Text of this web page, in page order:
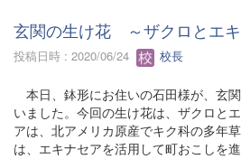
玄関の生け花 ～ザクロとエキ
投稿日時 : 2020/06/24 校長
本日、鉢形にお住いの石田様が、玄
いました。今回の生け花は、ザクロと
アは、北アメリカ原産でキク科の多年
は、エキナセアを活用して町おこしを進